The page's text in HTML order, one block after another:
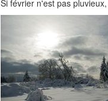
Si février n'est pas